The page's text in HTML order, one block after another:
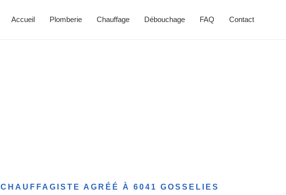
Accueil Plomberie Chauffage Débouchage FAQ Contact
CHAUFFAGISTE AGRÉÉ À 6041 GOSSELIES